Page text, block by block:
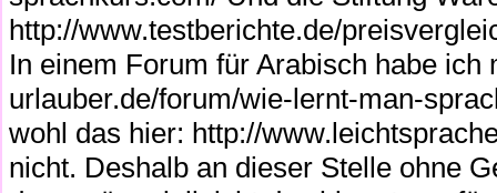
http://www.testberichte.de/
In einem Forum für Arabisch habe
urlauber.de/forum/wie-lernt-man-
wohl das hier: http://
nicht. Deshalb an dieser Stelle ohne